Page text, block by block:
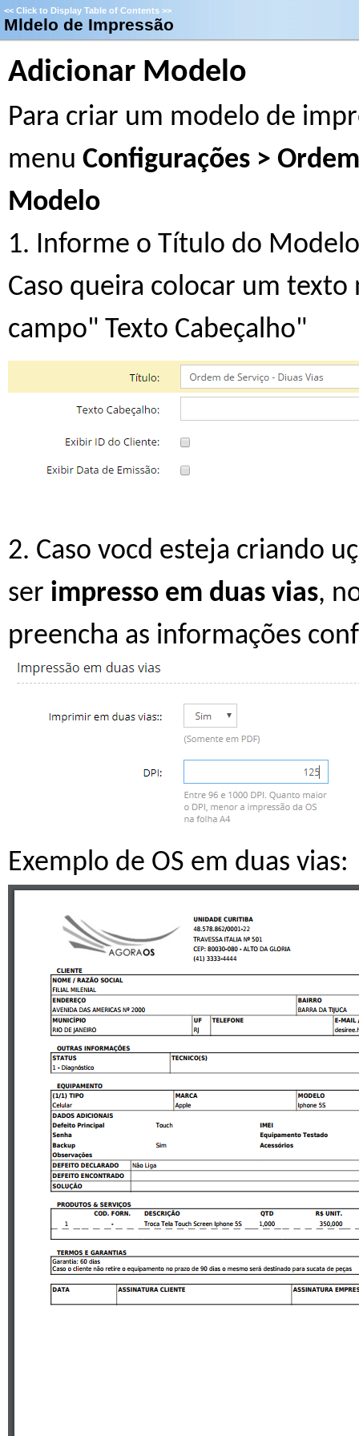
<< Click to Display Table of Contents >>
Mldelo de Impressão
Adicionar Modelo
Para criar um modelo de
menu Configurações >
Modelo
1. Informe o Título do Modelo
Caso queira colocar um texto
campo" Texto Cabeçalho"
2. Caso vocd esteja criando
ser impresso em duas vias,
preencha as informações
Exemplo de OS em duas vias: